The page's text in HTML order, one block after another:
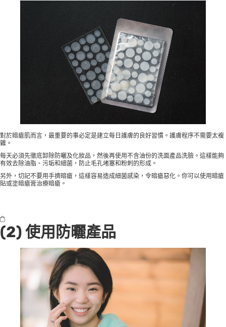
對於暗瘡肌而言，最重要的事必定是建立每日護膚的良好習慣。護膚程序不需要太複
雜。
每天必須先徹底卸除防曬及化妝品，然後再使用不含油份的洗面產品洗臉。這樣能夠
有效去除油脂、污垢和細菌，防止毛孔堵塞和粉刺的形成。
另外，切記不要用手擠暗瘡，這樣容易造成細菌感染，令暗瘡惡化。你可以使用暗瘡
貼或塗暗瘡膏治療暗瘡。
(2) 使用防曬產品